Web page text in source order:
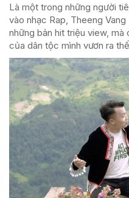
Là một trong những người
vào nhạc Rap, Theeng
những bản hit triệu view,
của dân tộc mình vươn ra